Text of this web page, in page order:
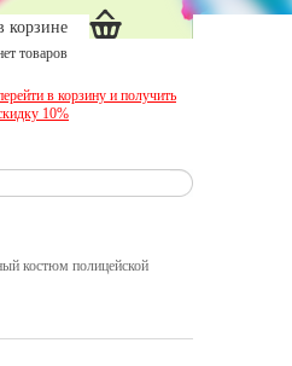
корзине
товаров
в корзину и получить
10%
костюм полицейской